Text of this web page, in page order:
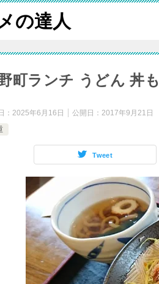
の達人
町ランチ うどん 丼も
： 2025年6月16日 公開日： 2017年9月21日
Tweet